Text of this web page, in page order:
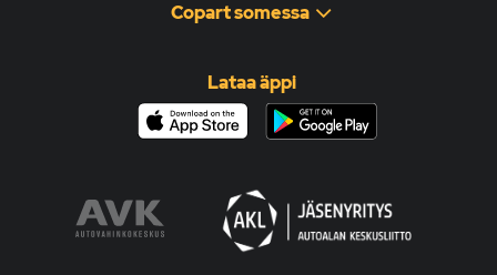
Copart somessa
Lataa äppi